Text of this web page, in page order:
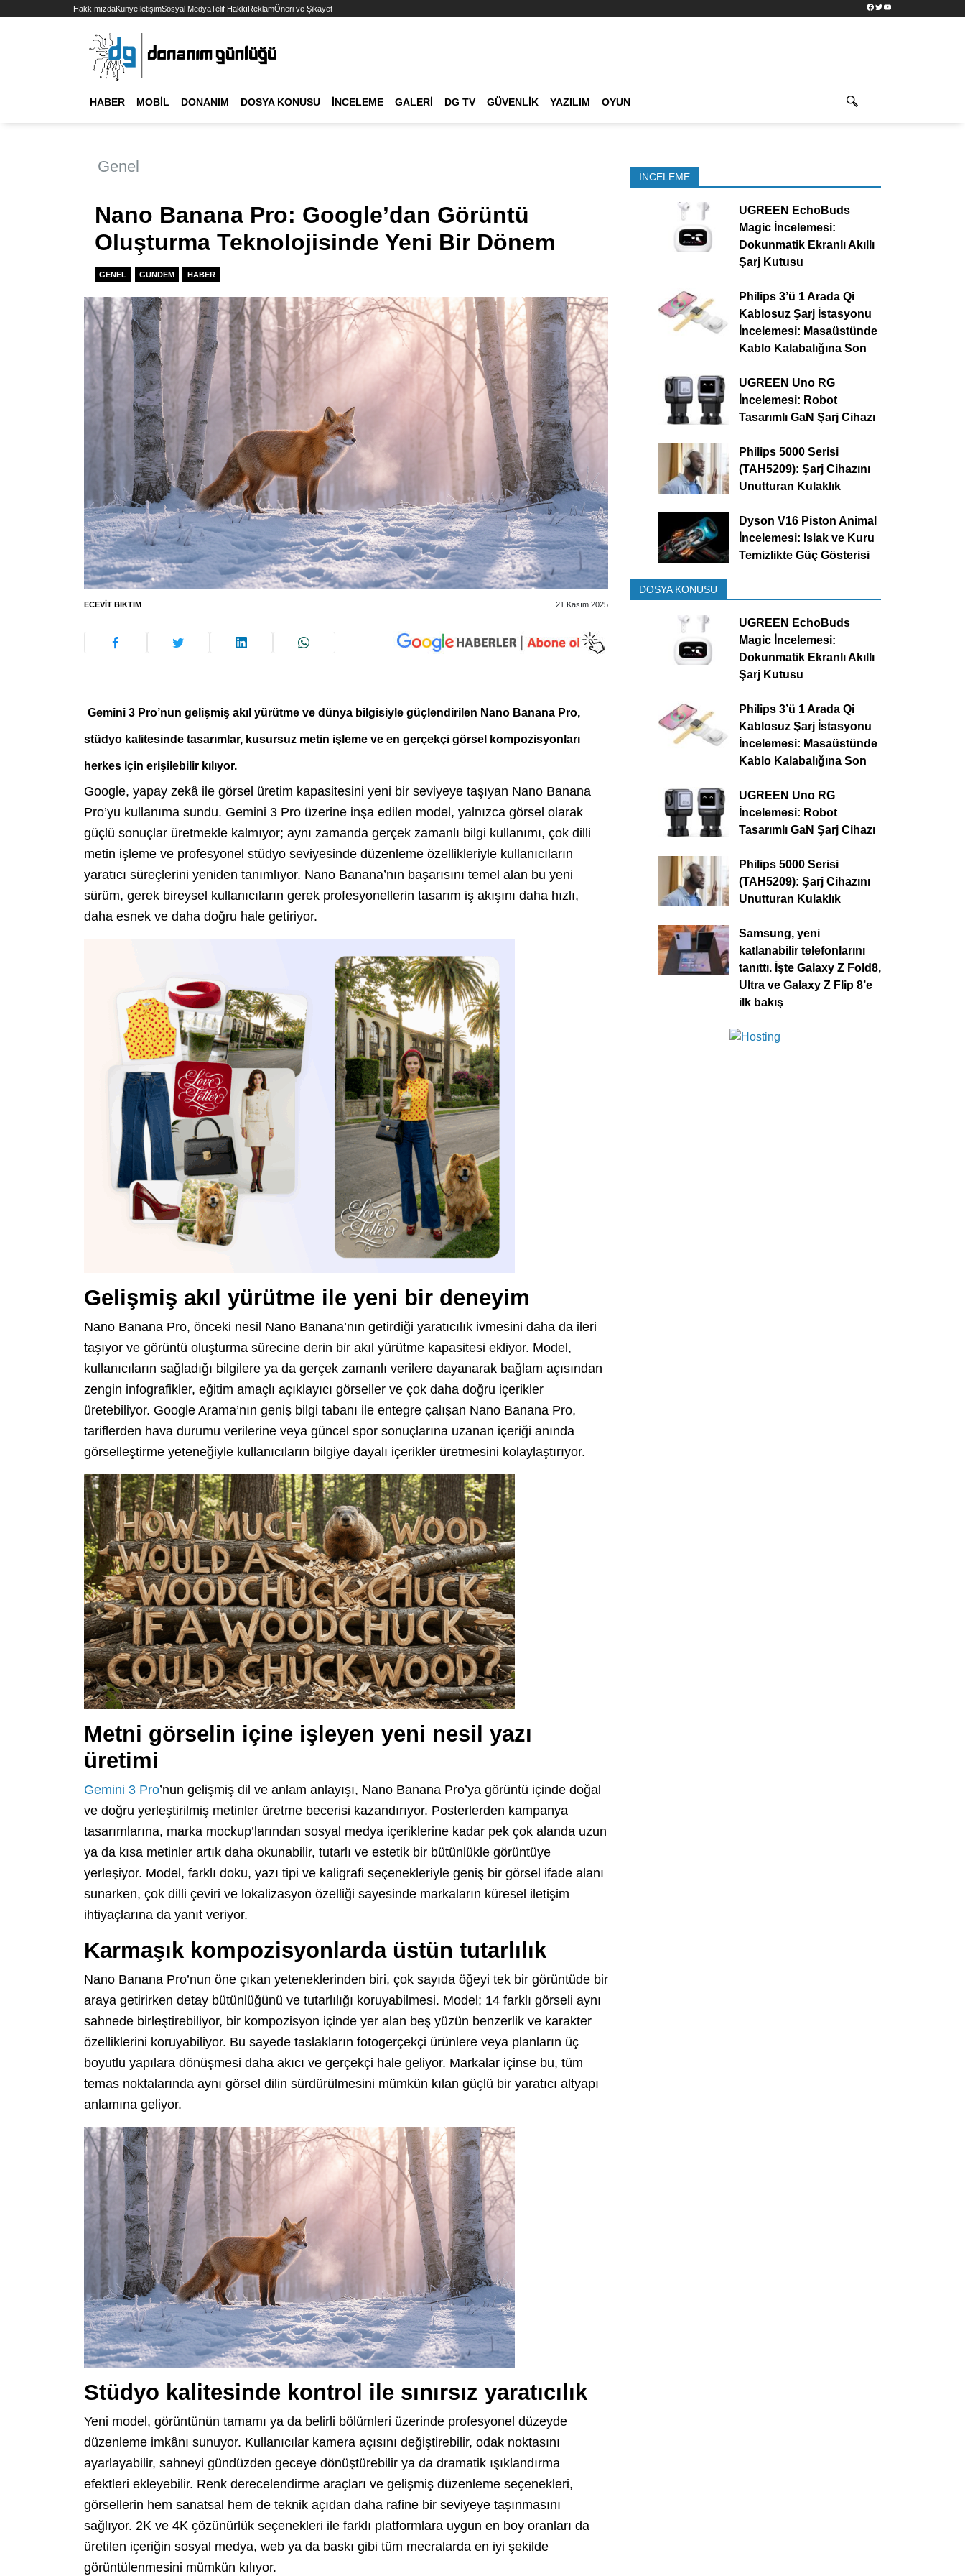
HakkımızdaKünyeİletişimSosyal MedyaTelif HakkıReklamÖneri ve Şikayet Facebook
TwitterYouTube
HABER MOBIL DONANIM DOSYA KONUSU İNCELEME GALERI DG TV GÜVENLIK YAZILIM OYUN
Genel
Nano Banana Pro: Google’dan Görüntü
Oluşturma Teknolojisinde Yeni Bir Dönem
GENEL GUNDEM HABER
ECEVIT BIKTIM 21 Kasım 2025
Gemini 3 Pro’nun gelişmiş akıl yürütme ve dünya bilgisiyle güçlendirilen Nano Banana Pro,
stüdyo kalitesinde tasarımlar, kusursuz metin işleme ve en gerçekçi görsel kompozisyonları
herkes için erişilebilir kılıyor.
Google, yapay zekâ ile görsel üretim kapasitesini yeni bir seviyeye taşıyan Nano Banana
Pro’yu kullanıma sundu. Gemini 3 Pro üzerine inşa edilen model, yalnızca görsel olarak
güçlü sonuçlar üretmekle kalmıyor; aynı zamanda gerçek zamanlı bilgi kullanımı, çok dilli
metin işleme ve profesyonel stüdyo seviyesinde düzenleme özellikleriyle kullanıcıların
yaratıcı süreçlerini yeniden tanımlıyor. Nano Banana’nın başarısını temel alan bu yeni
sürüm, gerek bireysel kullanıcıların gerek profesyonellerin tasarım iş akışını daha hızlı,
daha esnek ve daha doğru hale getiriyor.
Gelişmiş akıl yürütme ile yeni bir deneyim
Nano Banana Pro, önceki nesil Nano Banana’nın getirdiği yaratıcılık ivmesini daha da ileri
taşıyor ve görüntü oluşturma sürecine derin bir akıl yürütme kapasitesi ekliyor. Model,
kullanıcıların sağladığı bilgilere ya da gerçek zamanlı verilere dayanarak bağlam açısından
zengin infografikler, eğitim amaçlı açıklayıcı görseller ve çok daha doğru içerikler
üretebiliyor. Google Arama’nın geniş bilgi tabanı ile entegre çalışan Nano Banana Pro,
tariflerden hava durumu verilerine veya güncel spor sonuçlarına uzanan içeriği anında
görselleştirme yeteneğiyle kullanıcıların bilgiye dayalı içerikler üretmesini kolaylaştırıyor.
Metni görselin içine işleyen yeni nesil yazı
üretimi
Gemini 3 Pro’nun gelişmiş dil ve anlam anlayışı, Nano Banana Pro’ya görüntü içinde doğal
ve doğru yerleştirilmiş metinler üretme becerisi kazandırıyor. Posterlerden kampanya
tasarımlarına, marka mockup’larından sosyal medya içeriklerine kadar pek çok alanda uzun
ya da kısa metinler artık daha okunabilir, tutarlı ve estetik bir bütünlükle görüntüye
yerleşiyor. Model, farklı doku, yazı tipi ve kaligrafi seçenekleriyle geniş bir görsel ifade alanı
sunarken, çok dilli çeviri ve lokalizasyon özelliği sayesinde markaların küresel iletişim
ihtiyaçlarına da yanıt veriyor.
Karmaşık kompozisyonlarda üstün tutarlılık
Nano Banana Pro’nun öne çıkan yeteneklerinden biri, çok sayıda öğeyi tek bir görüntüde bir
araya getirirken detay bütünlüğünü ve tutarlılığı koruyabilmesi. Model; 14 farklı görseli aynı
sahnede birleştirebiliyor, bir kompozisyon içinde yer alan beş yüzün benzerlik ve karakter
özelliklerini koruyabiliyor. Bu sayede taslakların fotogerçekçi ürünlere veya planların üç
boyutlu yapılara dönüşmesi daha akıcı ve gerçekçi hale geliyor. Markalar içinse bu, tüm
temas noktalarında aynı görsel dilin sürdürülmesini mümkün kılan güçlü bir yaratıcı altyapı
anlamına geliyor.
Stüdyo kalitesinde kontrol ile sınırsız yaratıcılık
Yeni model, görüntünün tamamı ya da belirli bölümleri üzerinde profesyonel düzeyde
düzenleme imkânı sunuyor. Kullanıcılar kamera açısını değiştirebilir, odak noktasını
ayarlayabilir, sahneyi gündüzden geceye dönüştürebilir ya da dramatik ışıklandırma
efektleri ekleyebilir. Renk derecelendirme araçları ve gelişmiş düzenleme seçenekleri,
görsellerin hem sanatsal hem de teknik açıdan daha rafine bir seviyeye taşınmasını
sağlıyor. 2K ve 4K çözünürlük seçenekleri ile farklı platformlara uygun en boy oranları da
üretilen içeriğin sosyal medya, web ya da baskı gibi tüm mecralarda en iyi şekilde
görüntülenmesini mümkün kılıyor.
İNCELEME
UGREEN EchoBuds
Magic İncelemesi:
Dokunmatik Ekranlı Akıllı
Şarj Kutusu
Philips 3’ü 1 Arada Qi
Kablosuz Şarj İstasyonu
İncelemesi: Masaüstünde
Kablo Kalabalığına Son
UGREEN Uno RG
İncelemesi: Robot
Tasarımlı GaN Şarj Cihazı
Philips 5000 Serisi
(TAH5209): Şarj Cihazını
Unutturan Kulaklık
Dyson V16 Piston Animal
İncelemesi: Islak ve Kuru
Temizlikte Güç Gösterisi
DOSYA KONUSU
UGREEN EchoBuds
Magic İncelemesi:
Dokunmatik Ekranlı Akıllı
Şarj Kutusu
Philips 3’ü 1 Arada Qi
Kablosuz Şarj İstasyonu
İncelemesi: Masaüstünde
Kablo Kalabalığına Son
UGREEN Uno RG
İncelemesi: Robot
Tasarımlı GaN Şarj Cihazı
Philips 5000 Serisi
(TAH5209): Şarj Cihazını
Unutturan Kulaklık
Samsung, yeni
katlanabilir telefonlarını
tanıttı. İşte Galaxy Z Fold8,
Ultra ve Galaxy Z Flip 8’e
ilk bakış